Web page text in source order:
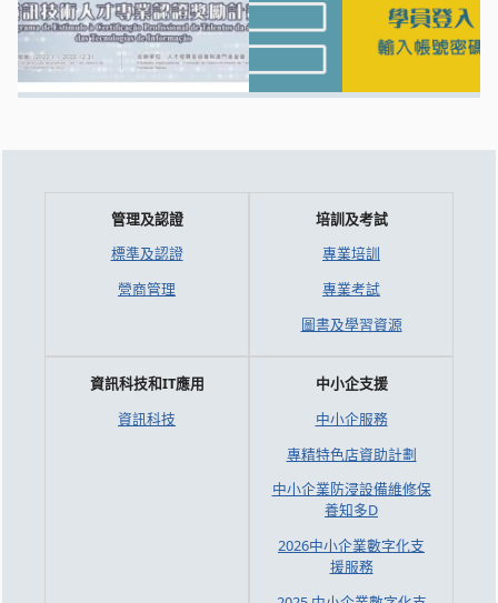
管理及認證
標準及認證
營商管理
培訓及考試
專業培訓
專業考試
圖書及學習資源
資訊科技和IT應用
資訊科技
中小企支援
中小企服務
專精特色店資助計劃
中小企業防浸設備維修保
養知多D
2026中小企業數字化支
援服務